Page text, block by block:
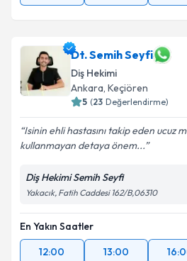
Dt. Semih Seyfi
Diş Hekimi
Ankara, Keçiören
5 (23 Değerlendirme)
Isinin ehli hastasını takip eden ucuz
kullanmayan detaya önem...
Diş Hekimi Semih Seyfi
Yakacık, Fatih Caddesi 162/B,06310
En Yakın Saatler
12:00
13:00